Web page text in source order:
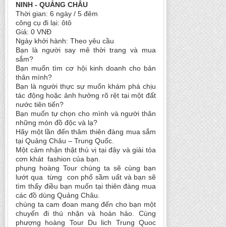
NINH - QUẢNG CHÂU
Thời gian: 6 ngày / 5 đêm
công cụ đi lại: ôtô
Giá: 0 VNĐ
Ngày khởi hành: Theo yêu cầu
Bạn là người say mê thời trang và mua
sắm?
Bạn muốn tìm cơ hội kinh doanh cho bản
thân mình?
Bạn là người thực sự muốn khám phá chịu
tác động hoặc ảnh hưởng rõ rệt tại một đất
nước tiên tiến?
Bạn muốn tự chọn cho mình và người thân
những món đồ độc và lạ?
Hãy một lần đến thăm thiên đàng mua sắm
tại Quảng Châu – Trung Quốc.
Một cảm nhận thật thú vị tại đây và giải tỏa
cơn khát fashion của bạn.
phụng hoàng Tour chúng ta sẽ cùng bạn
lướt qua từng con phố sầm uất và bạn sẽ
tìm thấy điều bạn muốn tại thiên đàng mua
các đồ dùng Quảng Châu.
chúng ta cam đoan mang đến cho bạn một
chuyến đi thú nhận và hoàn hảo. Cùng
phượng hoàng Tour Du lich Trung Quoc